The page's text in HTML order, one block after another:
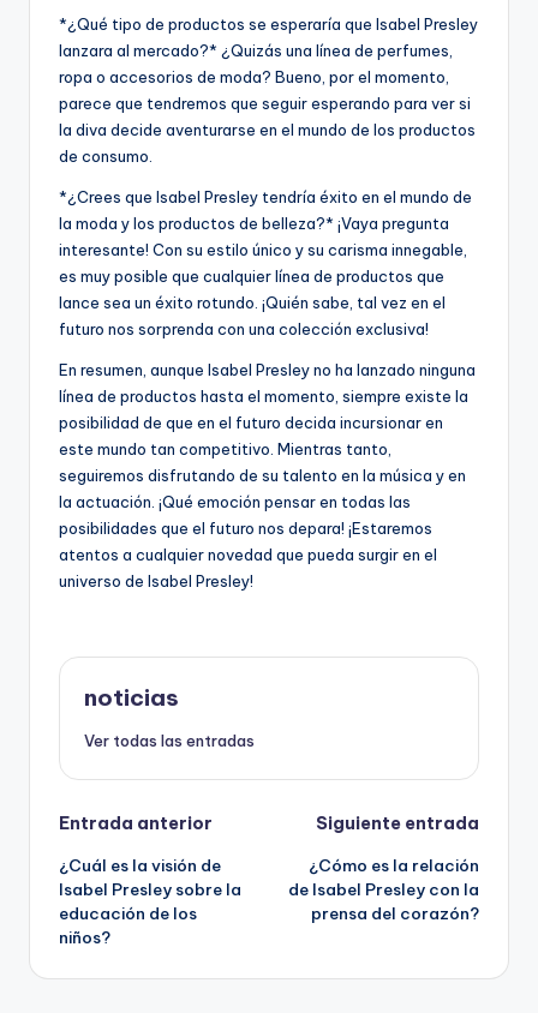
*¿Qué tipo de productos se esperaría que Isabel Presley
lanzara al mercado?* ¿Quizás una línea de perfumes,
ropa o accesorios de moda? Bueno, por el momento,
parece que tendremos que seguir esperando para ver si
la diva decide aventurarse en el mundo de los productos
de consumo.
*¿Crees que Isabel Presley tendría éxito en el mundo de
la moda y los productos de belleza?* ¡Vaya pregunta
interesante! Con su estilo único y su carisma innegable,
es muy posible que cualquier línea de productos que
lance sea un éxito rotundo. ¡Quién sabe, tal vez en el
futuro nos sorprenda con una colección exclusiva!
En resumen, aunque Isabel Presley no ha lanzado ninguna
línea de productos hasta el momento, siempre existe la
posibilidad de que en el futuro decida incursionar en
este mundo tan competitivo. Mientras tanto,
seguiremos disfrutando de su talento en la música y en
la actuación. ¡Qué emoción pensar en todas las
posibilidades que el futuro nos depara! ¡Estaremos
atentos a cualquier novedad que pueda surgir en el
universo de Isabel Presley!
noticias
Ver todas las entradas
Navegación
de
entradas
Entrada anterior
¿Cuál es la visión de
Isabel Presley sobre la
educación de los
niños?
Siguiente entrada
¿Cómo es la relación
de Isabel Presley con la
prensa del corazón?